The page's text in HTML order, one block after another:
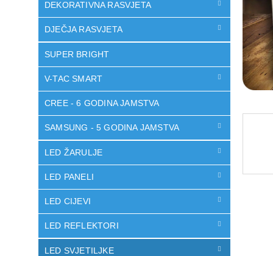
DEKORATIVNA RASVJETA
DJEČJA RASVJETA
SUPER BRIGHT
V-TAC SMART
CREE - 6 GODINA JAMSTVA
SAMSUNG - 5 GODINA JAMSTVA
LED ŽARULJE
LED PANELI
LED CIJEVI
LED REFLEKTORI
LED SVJETILJKE